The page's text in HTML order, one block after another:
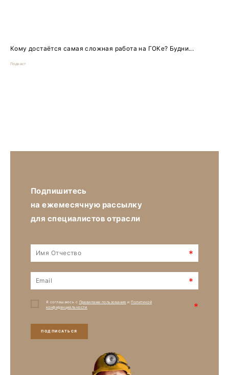
Кому достаётся самая сложная работа на ГОКе? Будни...
Подкаст
Подпишитесь
на ежемесячную рассылку
для специалистов отрасли
*
*
Я соглашаюсь с Правилами пользования иПолитикой
конфиденциальности
*
ПОДПИСАТЬСЯ